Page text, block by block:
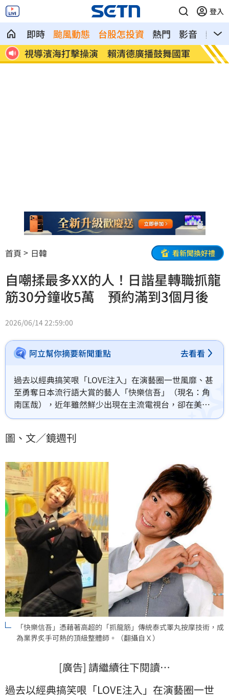
登入
即時 颱風動態 台股怎投資 熱門 影音
熱搜
軍
慈濟遭詐10.6億元！吳靜怡揪疑點：錢哪
來
被要
首頁 日韓 看新聞換好禮
自嘲揉最多XX的人！日諧星轉職抓龍
筋30分鐘收5萬 預約滿到3個月後
2026/06/14 22:59:00
阿立幫你摘要新聞重點 去看看
過去以經典搞笑哏「LOVE注入」在演藝圈一世風靡、甚
至勇奪日本流行語大賞的藝人「快樂信吾」（現名：角
南匡哉），近年雖然鮮少出現在主流電視台，卻在美容
與按摩界闖出一片天。
圖、文／鏡週刊
「快樂信吾」憑藉著高超的「抓龍筋」傳統泰式睪丸按摩技術，成
為業界炙手可熱的頂級整體師。（翻攝自Ｘ）
[廣告] 請繼續往下閱讀…
過去以經典搞笑哏「LOVE注入」在演藝圈一世